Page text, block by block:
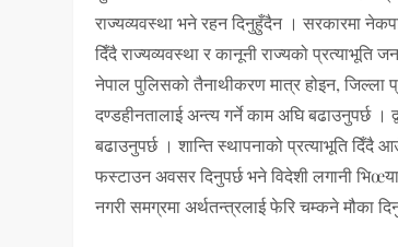
राज्यव्यवस्था भने रहन दिनुहुँदैन । सरकारमा
दिँदै राज्यव्यवस्था र कानूनी राज्यको प्रत्याभूति
नेपाल पुलिसको तैनाथीकरण मात्र होइन,
दण्डहीनतालाई अन्त्य गर्ने काम अघि बढाउनुपर्छ ।
बढाउनुपर्छ । शान्ति स्थापनाको प्रत्याभूति दिँदै
फस्टाउन अवसर दिनुपर्छ भने विदेशी लगानी
नगरी समग्रमा अर्थतन्त्रलाई फेरि चम्कने मौका